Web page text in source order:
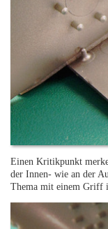
Einen Kritikpunkt
der Innen- wie an der
Thema mit einem Griff